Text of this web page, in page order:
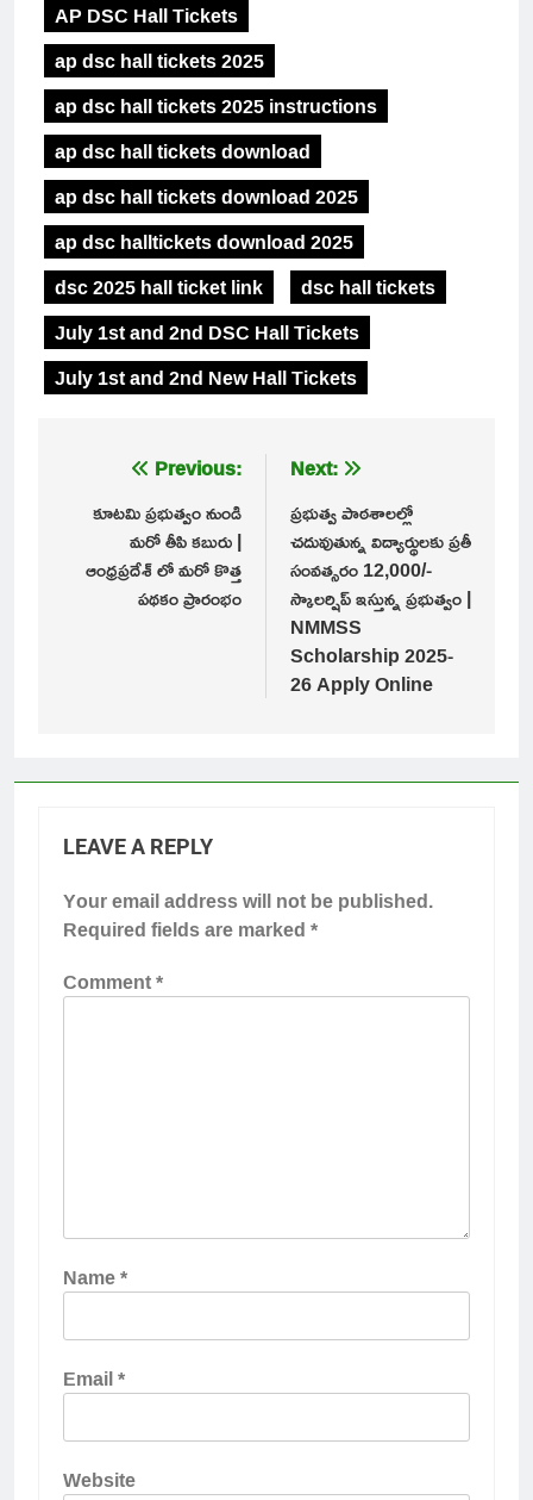
AP DSC Hall Tickets
ap dsc hall tickets 2025
ap dsc hall tickets 2025 instructions
ap dsc hall tickets download
ap dsc hall tickets download 2025
ap dsc halltickets download 2025
dsc 2025 hall ticket link
dsc hall tickets
July 1st and 2nd DSC Hall Tickets
July 1st and 2nd New Hall Tickets
navigation
Previous:
కూటమి ప్రభుత్వం నుండి
మరో తీపి కబురు |
ఆంధ్రప్రదేశ్ లో మరో కొత్త
పథకం ప్రారంభం
Next:
ప్రభుత్వ పాఠశాలల్లో
చదువుతున్న విద్యార్థులకు ప్రతీ
సంవత్సరం 12,000/-
స్కాలర్షిప్ ఇస్తున్న ప్రభుత్వం |
NMMSS
Scholarship 2025-
26 Apply Online
LEAVE A REPLY
Your email address will not be published.
Required fields are marked*
Comment*
Name*
Email*
Website